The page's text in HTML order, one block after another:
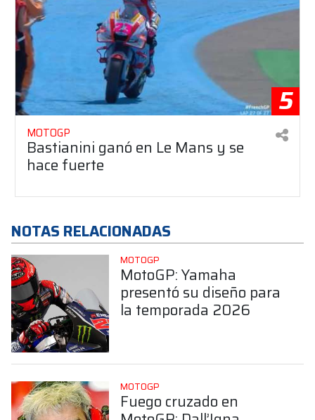
5
MOTOGP
Bastianini ganó en Le Mans y se
hace fuerte
NOTAS RELACIONADAS
MOTOGP
MotoGP: Yamaha
presentó su diseño para
la temporada 2026
MOTOGP
Fuego cruzado en